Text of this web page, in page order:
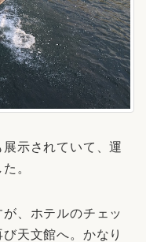
示されていて、運
。
、ホテルのチェッ
天文館へ。かなり